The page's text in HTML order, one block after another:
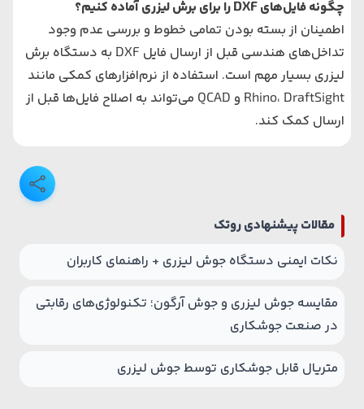
چگونه فایل‌های
را برای برش لیزری آماده کنیم؟
اطمینان از بسته بودن تمامی خطوط و بررسی عدم وجود
تداخل‌های هندسی قبل از ارسال فایل DXF به دستگاه برش
لیزری بسیار مهم است. استفاده از نرم‌افزارهای کمکی مانند
Rhino، DraftSight و QCAD می‌تواند به اصلاح فایل‌ها قبل از
ارسال کمک کند.
مقالات پیشنهادی روتک
نکات ایمنی دستگاه جوش لیزری + راهنمای کاربران
مقایسه جوش لیزری و جوش آرگون؛ تکنولوژی‌های رقابتی
در صنعت جوشکاری
متریال قابل جوشکاری توسط جوش لیزری